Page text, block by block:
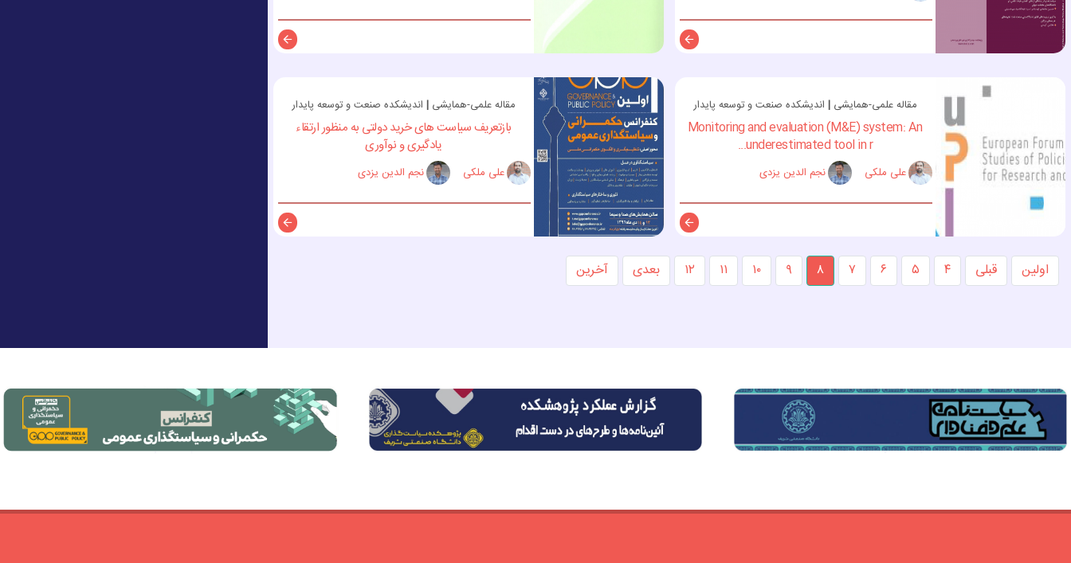
توضیحات
مقاله علمی-همایشی| اندیشکده صنعت و توسعه پایدار
Monitoring and evaluation (M&E) system: An
underestimated tool in r...
علی ملکی نجم الدین یزدی
توضیحات
مقاله علمی-همایشی| اندیشکده صنعت و توسعه پایدار
بازتعریف سیاست های خرید دولتی به منظور ارتقاء
یادگیری و نوآوری
علی ملکی نجم الدین یزدی
اولین
قبلی ۴ ۵ ۶ ۷ ۸ ۹ ۱۰ ۱۱ ۱۲ بعدی آخرین